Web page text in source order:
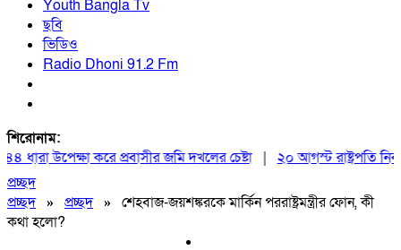
Youth Bangla Tv
ছবি
ভিডিও
Radio Dhoni 91.2 Fm
শিরোনাম:
উপেক্ষা করে প্রবাসীর জমি দখলের চেষ্টা| ২০ আগস্ট রাষ্ট্রপতি
প্রচ্ছদ
প্রচ্ছদ» প্রচ্ছদ» শেহবাজ-জয়শঙ্করকে মার্কিন পররাষ্ট্রমন্ত্রীর ফোন, কী
কথা হলো?